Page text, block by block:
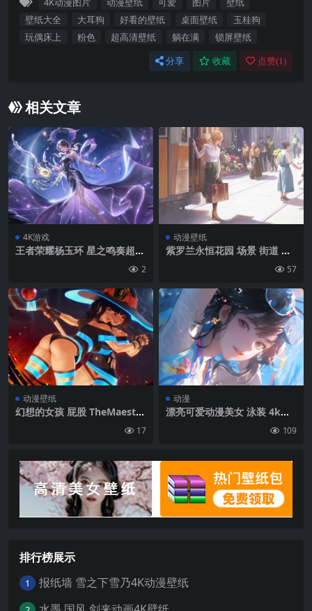
壁纸大全
大耳狗 好看的壁纸 桌面壁纸
玉桂狗
玩偶床上
粉色 超高清壁纸 躺在满 锁屏壁纸
分享 收藏 点赞(1)
相关文章
4K游戏
王者荣耀杨玉环 星之鸣奏超清
2
动漫壁纸
紫罗兰永恒花园 场景 街道 人
57
动漫壁纸
幻想的女孩 屁股 TheMaestro
(KonoSuba) 即使没有Shoub
17
动漫
漂亮可爱动漫美女 泳装 4k手
109
排行榜展示
1 报纸墙 雪之下雪乃4K动漫壁纸